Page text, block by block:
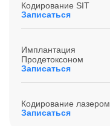
Кодирование SIT
Записаться
Имплантация
Продетоксоном
Записаться
Кодирование лазером
Записаться